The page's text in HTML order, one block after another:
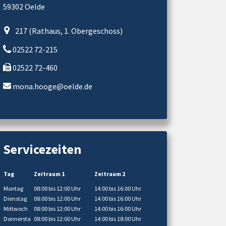
59302 Oelde
217 (Rathaus, 1. Obergeschoss)
02522 72-215
02522 72-460
mona.hooge@oelde.de
Servicezeiten
Tag Zeitraum 1
Zeitraum 2
Montag
08:00 bis 12:00 Uhr
14:00 bis 16:00 Uhr
Dienstag
08:00 bis 12:00 Uhr
14:00 bis 16:00 Uhr
Mittwoch
08:00 bis 12:00 Uhr
14:00 bis 16:00 Uhr
Donnersta 08:00 bis 12:00 Uhr 14:00 bis 18:00 Uhr